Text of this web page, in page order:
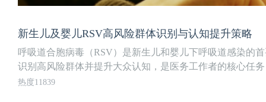
新生儿及婴儿RSV高风险群体识别与认知提升策略
呼吸道合胞病毒（RSV）是新生儿和婴儿下呼吸道感染的
识别高风险群体并提升大众认知，是医务工作者的核心任
热度11839